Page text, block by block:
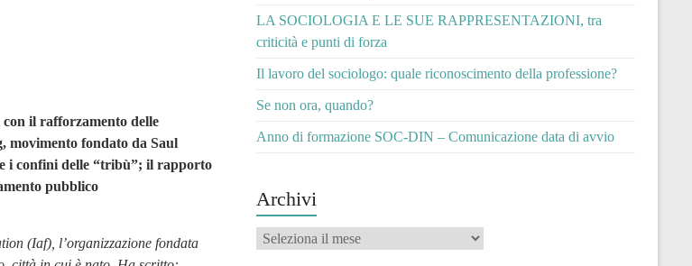
il rafforzamento delle
movimento fondato da Saul
i confini delle “tribù”; il rapporto
pubblico
(Iaf), l’organizzazione fondata
LA SOCIOLOGIA E LE SUE RAPPRESENTAZIONI, tra
criticità e punti di forza
Il lavoro del sociologo: quale riconoscimento della professione?
Se non ora, quando?
Anno di formazione SOC-DIN – Comunicazione data di avvio
Archivi
Archivi